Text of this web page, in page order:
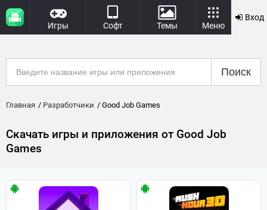
Игры Софт Темы Меню
Вход
Поиск
Главная Разработчики Good Job Games
Скачать игры и приложения от Good Job
Games